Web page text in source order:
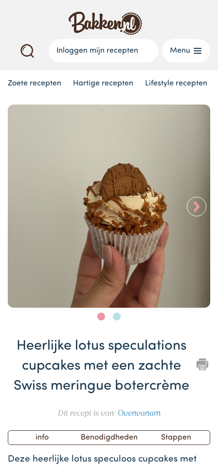
Inloggen mijn recepten Menu
Zoete recepten Hartige recepten Lifestyle recepten
Heerlijke lotus speculations
cupcakes met een zachte
Swiss meringue botercrème
Dit recept is van: Ovenvanam
info Benodigdheden Stappen
Deze heerlijke lotus speculoos cupcakes met